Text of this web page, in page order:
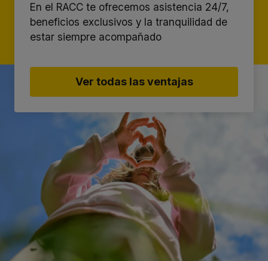
En el RACC te ofrecemos asistencia 24/7,
beneficios exclusivos y la tranquilidad de
estar siempre acompañado
Ver todas las ventajas